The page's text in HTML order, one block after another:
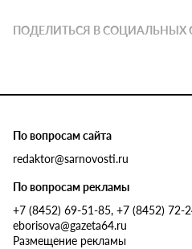
ПОДЕЛИТЬСЯ В СОЦИАЛЬНЫХ
По вопросам сайта
redaktor@sarnovosti.ru
По вопросам рекламы
+7 (8452) 69-51-85, +7 (8452) 72-
eborisova@gazeta64.ru
Размещение рекламы